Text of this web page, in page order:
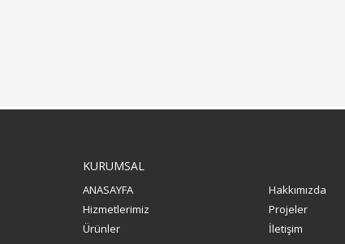
KURUMSAL
ANASAYFA
Hakkımızda
Hizmetlerimiz
Projeler
Ürünler
İletişim